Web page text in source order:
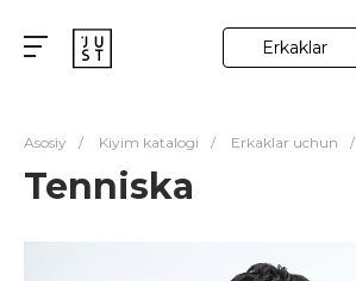
Erkaklar
Asosiy / Kiyim katalogi / Erkaklar uchun /
Tenniska